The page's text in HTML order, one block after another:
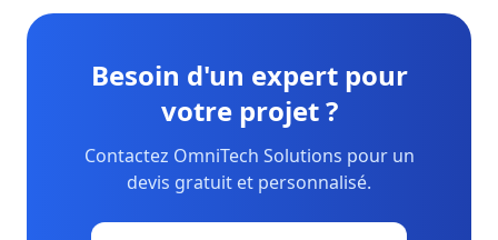
Besoin d'un expert pour
votre projet ?
Contactez OmniTech Solutions pour un
devis gratuit et personnalisé.